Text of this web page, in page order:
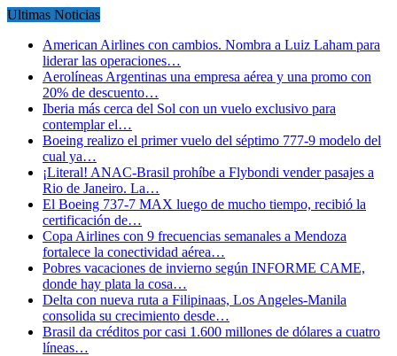
Ultimas Noticias
American Airlines con cambios. Nombra a Luiz Laham para
liderar las operaciones…
Aerolíneas Argentinas una empresa aérea y una promo con
20% de descuento…
Iberia más cerca del Sol con un vuelo exclusivo para
contemplar el…
Boeing realizo el primer vuelo del séptimo 777-9 modelo del
cual ya…
¡Literal! ANAC-Brasil prohíbe a Flybondi vender pasajes a
Rio de Janeiro. La…
El Boeing 737-7 MAX luego de mucho tiempo, recibió la
certificación de…
Copa Airlines con 9 frecuencias semanales a Mendoza
fortalece la conectividad aérea…
Pobres vacaciones de invierno según INFORME CAME,
donde hay plata la cosa…
Delta con nueva ruta a Filipinaas, Los Angeles-Manila
consolida su crecimiento desde…
Brasil da créditos por casi 1.600 millones de dólares a cuatro
líneas…